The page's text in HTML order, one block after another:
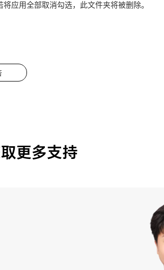
应用全部取消勾选，此文件夹将被删除。
更多支持